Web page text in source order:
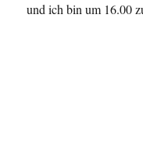
und ich bin um 16.00